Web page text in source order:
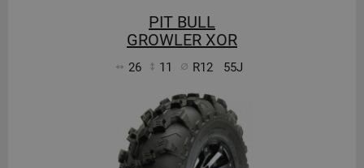
PIT BULL
GROWLER XOR
26 11 R12 55J